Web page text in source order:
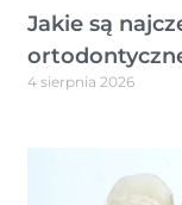
Jakie są
4 sierpnia 2026